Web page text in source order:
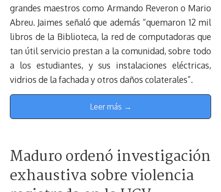
grandes maestros como Armando Reveron o Mario
Abreu. Jaimes señaló que además “quemaron 12 mil
libros de la Biblioteca, la red de computadoras que
tan útil servicio prestan a la comunidad, sobre todo
a los estudiantes, y sus instalaciones eléctricas,
vidrios de la fachada y otros daños colaterales”.
Leer más →
Maduro ordenó investigación
exhaustiva sobre violencia